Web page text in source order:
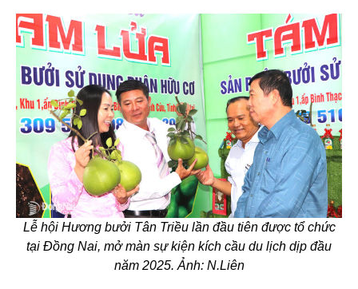
Lễ hội Hương bưởi Tân Triều lần đầu tiên được tổ chức
tại Đồng Nai, mở màn sự kiện kích cầu du lịch dịp đầu
năm 2025. Ảnh: N.Liên